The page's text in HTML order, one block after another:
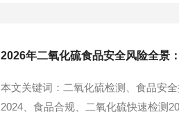
2026年二氧化硫食品安全风险全景
本文关键词：二氧化硫检测、食品安
2024、食品合规、二氧化硫快速检测